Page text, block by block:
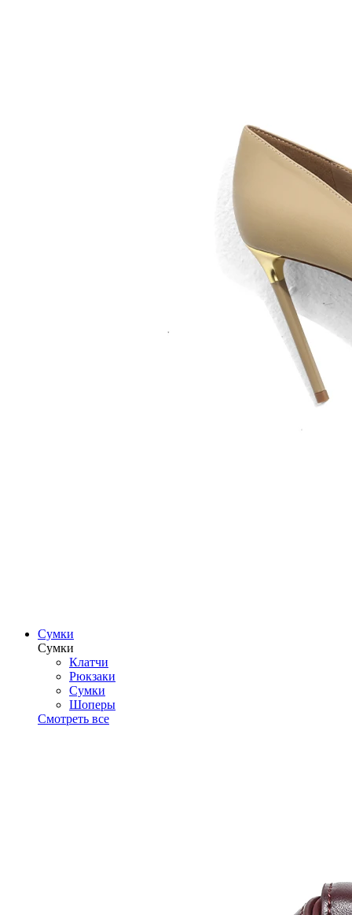
Сумки
Сумки
Клатчи
Рюкзаки
Сумки
Шоперы
Смотреть все